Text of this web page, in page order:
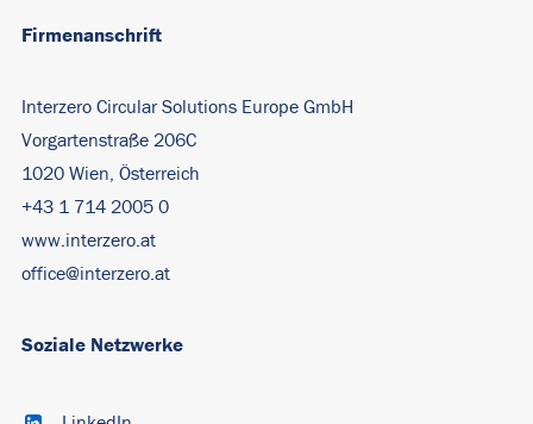
Firmenanschrift
Interzero Circular Solutions Europe GmbH
Vorgartenstraße 206C
1020 Wien, Österreich
+43 1 714 2005 0
www.interzero.at
office@interzero.at
Soziale Netzwerke